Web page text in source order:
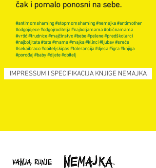
čak i pomalo ponosni na sebe.
#antimomshaming #stopmomshaming #nemajka #antimother
#odgojdjece #odgojroditelja #najboljamama #običnamama
#vrtić #trudnice #majčinstvo #bebe #pelene #predškolarci
#najboljitata #tata #mama #majka #klinci #ljubav #sreća
#sekaibraco #obiteljskipas #tolerancija #djeca #igra #knjiga
#porođaj #baby #dijete #obitelj
IMPRESSUM I SPECIFIKACIJA KNJIGE NEMAJKA